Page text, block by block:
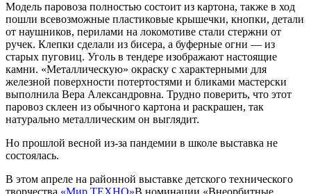
Модель паровоза полностью состоит из картона, также в ход
пошли всевозможные пластиковые крышечки, кнопки, детали
от наушников, перилами на локомотиве стали стержни от
ручек. Клепки сделали из бисера, а буферные огни — из
старых пуговиц. Уголь в тендере изображают настоящие
камни. «Металлическую» окраску с характерными для
железной поверхности потертостями и бликами мастерски
выполнила Вера Александровна. Трудно поверить, что этот
паровоз склеен из обычного картона и раскрашен, так
натурально металлическим он выглядит.
Но прошлой весной из-за пандемии в школе выставка не
состоялась.
В этом апреле на районной выставке детского технического